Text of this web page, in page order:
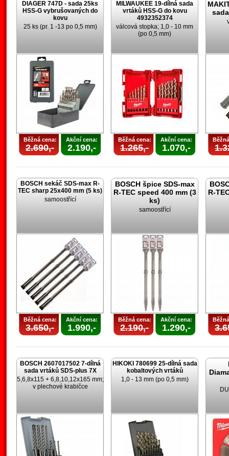
DIAGER 747D - sada 25ks
HSS-G vybrušovaných do
kovu
25 ks (pr. 1 -13 po 0,5 mm)
Běžná cena:
2.690,-
Akční cena:
2.190,-
MILWAUKEE 19-dílná sada
vrtáků HSS-G do kovu
4932352374
válcová stopka; 1,0 - 10 mm
(po 0,5 mm)
Běžná cena:
1.265,-
Akční cena:
1.070,-
BOSCH sekáč SDS-max R-
TEC sharp 25x400 mm (5 ks)
samoostřící
Běžná cena:
3.650,-
Akční cena:
1.990,-
BOSCH špice SDS-max
R-TEC speed 400 mm (3
ks)
samoostřící
Běžná cena:
2.190,-
Akční cena:
1.290,-
R-
BOSCH 2607017502 7-dílná
sada vrtáků SDS-plus 7X
5,6,8x115 + 6,8,10,12x165 mm;
v plechové krabičce
HIKOKI 780699 25-dílná sada
kobaltových vrtáků
1,0 - 13 mm (po 0,5 mm)